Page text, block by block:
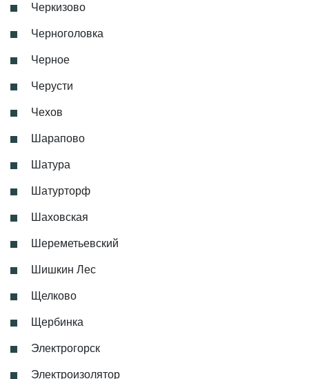
Черкизово
Черноголовка
Черное
Черусти
Чехов
Шарапово
Шатура
Шатурторф
Шаховская
Шереметьевский
Шишкин Лес
Щелково
Щербинка
Электрогорск
Электроизолятор